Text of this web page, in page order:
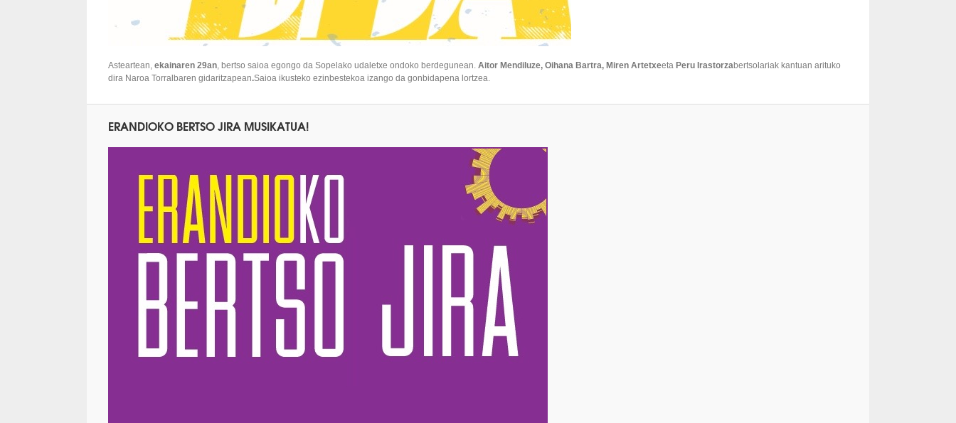
Asteartean, ekainaren 29an, bertso saioa egongo da Sopelako udaletxe ondoko berdegunean. Aitor Mendiluze, Oihana Bartra, Miren Artetxeeta Peru Irastorzabertsolariak kantuan arituko
dira Naroa Torralbaren gidaritzapean.Saioa ikusteko ezinbestekoa izango da gonbidapena lortzea.
ERANDIOKO BERTSO JIRA MUSIKATUA!